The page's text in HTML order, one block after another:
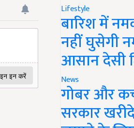
Lifestyle
बारिश में
नहीं घुसेगी
आसान देसी
News
गोबर और
सरकार